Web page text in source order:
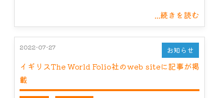
...続きを読む
2022-07-27
イギリスThe World Folio社のweb siteに記事が掲
載
お知らせ